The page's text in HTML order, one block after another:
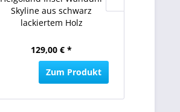
Skyline aus schwarz
lackiertem Holz
129,00 € *
Zum Produkt